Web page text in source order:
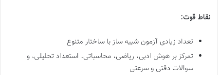
نقاط قوت:
تعداد زیادی آزمون شبیه ساز با ساختار متنوع
تمرکز بر هوش ادبی، ریاضی، محاسباتی، استعداد تحلیلی، و
سوالات دقتی و سرعتی